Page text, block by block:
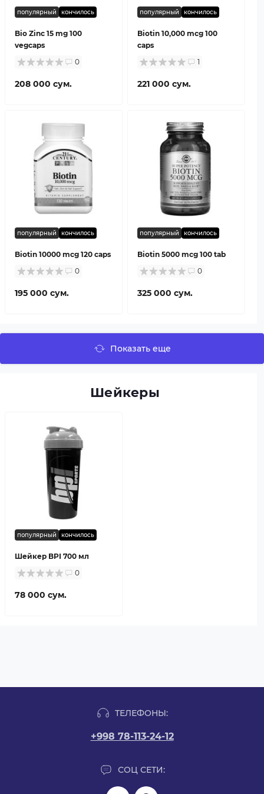
популярный кончилось
Bio Zinc 15 mg 100
vegcaps
0
208 000 сум.
популярный кончилось
Biotin 10,000 mcg 100
caps
1
221 000 сум.
популярный кончилось
Biotin 10000 mcg 120 caps
0
195 000 сум.
популярный кончилось
Biotin 5000 mcg 100 tab
0
325 000 сум.
Показать еще
Шейкеры
популярный кончилось
Шейкер BPI 700 мл
0
78 000 сум.
ТЕЛЕФОНЫ:
+998 78-113-24-12
СОЦ СЕТИ: